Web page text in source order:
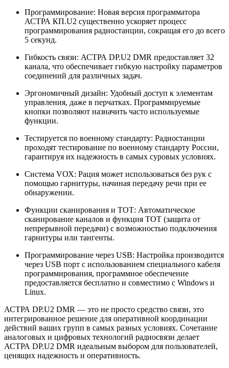
Программирование: Новая версия программатора
АСТРА КП.U2 существенно ускоряет процесс
программирования радиостанции, сокращая его до всего
5 секунд.
Гибкость связи: АСТРА DP.U2 DMR предоставляет 32
канала, что обеспечивает гибкую настройку параметров
соединений для различных задач.
Эргономичный дизайн: Удобный доступ к элементам
управления, даже в перчатках. Программируемые
кнопки позволяют назначить часто используемые
функции.
Тестируется по военному стандарту: Радиостанции
проходят тестирование по военному стандарту России,
гарантируя их надежность в самых суровых условиях.
Система VОХ: Рация может использоваться без рук с
помощью гарнитуры, начиная передачу речи при ее
обнаружении.
Функции сканирования и ТОТ: Автоматическое
сканирование каналов и функция ТОТ (защита от
непрерывной передачи) с возможностью подключения
гарнитуры или тангенты.
Программирование через USB: Настройка производится
через USB порт с использованием специального кабеля
программирования, программное обеспечение
предоставляется бесплатно и совместимо с Windows и
Linux.
АСТРА DP.U2 DMR — это не просто средство связи, это
интегрированное решение для оперативной координации
действий ваших групп в самых разных условиях. Сочетание
аналоговых и цифровых технологий радиосвязи делает
АСТРА DP.U2 DMR идеальным выбором для пользователей,
ценящих надежность и оперативность.